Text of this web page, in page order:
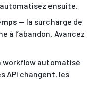
automatisez ensuite.
— la surcharge de
à l’abandon. Avancez
workflow automatisé
API changent, les